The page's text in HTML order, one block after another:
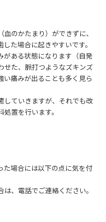
のかたまり）ができずに、
た場合に起きやすいです。
がある状態になります（自発
せた、脈打つようなズキンズ
い痛みが出ることも多く見ら
していきますが、それでも改
置を行います。
た場合には以下の点に気を付
、電話でご連絡ください。